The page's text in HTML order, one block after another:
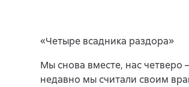
«Четыре всадника раздора»
Мы снова вместе, нас четверо
недавно мы считали своим